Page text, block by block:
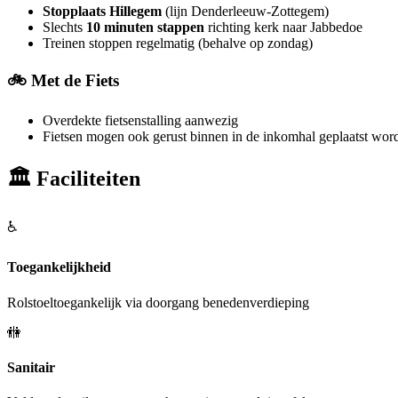
Stopplaats Hillegem (lijn Denderleeuw-Zottegem)
Slechts 10 minuten stappen richting kerk naar Jabbedoe
Treinen stoppen regelmatig (behalve op zondag)
🚲 Met de Fiets
Overdekte fietsenstalling aanwezig
Fietsen mogen ook gerust binnen in de inkomhal geplaatst
🏛️ Faciliteiten
♿
Toegankelijkheid
Rolstoeltoegankelijk via doorgang benedenverdieping
🚻
Sanitair